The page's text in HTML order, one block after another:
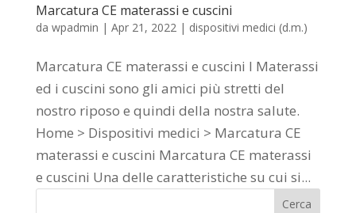
Marcatura CE materassi e cuscini
da wpadmin | Apr 21, 2022 | dispositivi medici (d.m.)
Marcatura CE materassi e cuscini I Materassi
ed i cuscini sono gli amici più stretti del
nostro riposo e quindi della nostra salute.
Home > Dispositivi medici > Marcatura CE
materassi e cuscini Marcatura CE materassi
e cuscini Una delle caratteristiche su cui si...
Cerca